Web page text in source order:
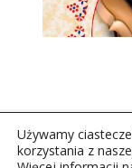
Używamy
korzystania z